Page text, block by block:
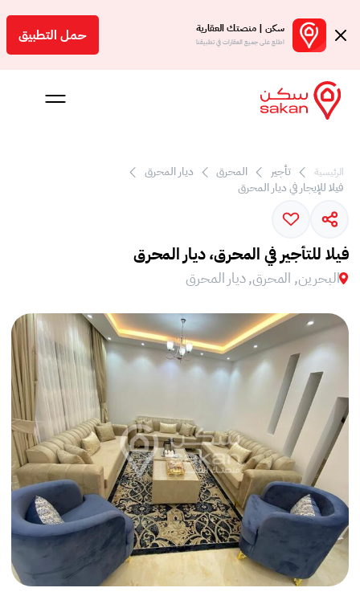
سكن | منصتك العقارية
اطلع على جميع العقارات في تطبيقنا حمل التطبيق
بالعمولة
الرئيسية تأجير المحرق
ديار المحرق
فيلا للإيجار في ديار المحرق
فيلا للتأجير في المحرق، ديار المحرق
البحرين, المحرق, ديار المحرق